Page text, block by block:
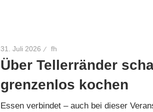
31. Juli 2026 fh
Über Tellerränder
grenzenlos kochen
Essen verbindet – auch bei dieser